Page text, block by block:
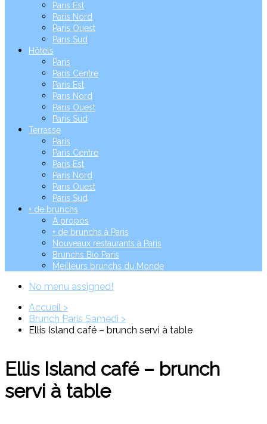
Paris Est
Paris Nord
Paris Ouest
Paris Sud
Hôtels
Paris
Paris Centre
Paris Est
Paris Nord
Paris Ouest
Paris Sud
Terrasse
Paris
Paris Centre
Paris Est
Paris Nord
Paris Ouest
Paris Sud
+ de brunchs
À propos
+ de brunchs à Paris
Nouveaux restaurants à Paris
Brunchs Bio Paris
Meilleurs brunchs du Monde
No menu assigned!
Accueil >
Brunch Paris Samedi >
Ellis Island café – brunch servi à table
Ellis Island café – brunch
servi à table